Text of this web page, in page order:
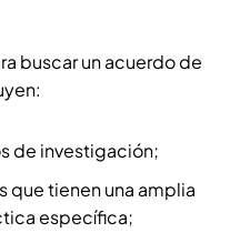
buscar un acuerdo de
de investigación;
que tienen una amplia
específica;